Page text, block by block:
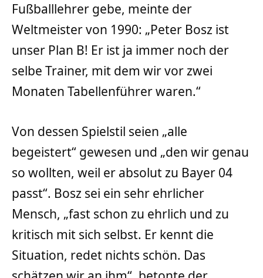
Fußballlehrer gebe, meinte der
Weltmeister von 1990: „Peter Bosz ist
unser Plan B! Er ist ja immer noch der
selbe Trainer, mit dem wir vor zwei
Monaten Tabellenführer waren.“
Von dessen Spielstil seien „alle
begeistert“ gewesen und „den wir genau
so wollten, weil er absolut zu Bayer 04
passt“. Bosz sei ein sehr ehrlicher
Mensch, „fast schon zu ehrlich und zu
kritisch mit sich selbst. Er kennt die
Situation, redet nichts schön. Das